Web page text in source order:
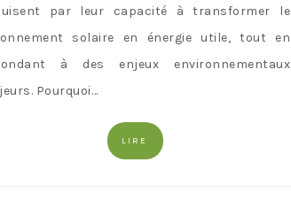
par leur capacité à transformer le
solaire en énergie utile, tout en
à des enjeux environnementaux
Pourquoi…
LIRE